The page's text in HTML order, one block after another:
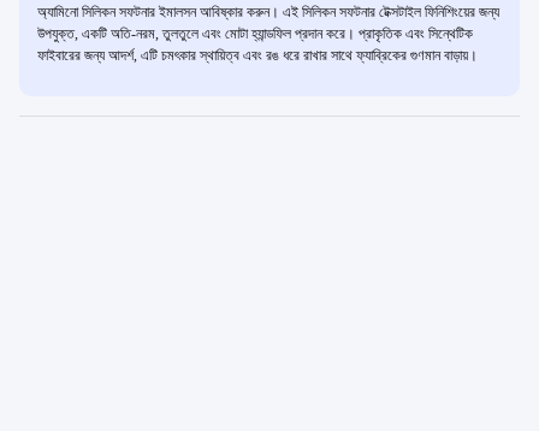
অ্যামিনো সিলিকন সফটনার ইমালসন আবিষ্কার করুন। এই সিলিকন সফটনার টেক্সটাইল ফিনিশিংয়ের জন্য
উপযুক্ত, একটি অতি-নরম, তুলতুলে এবং মোটা হ্যান্ডফিল প্রদান করে। প্রাকৃতিক এবং সিন্থেটিক
ফাইবারের জন্য আদর্শ, এটি চমৎকার স্থায়িত্ব এবং রঙ ধরে রাখার সাথে ফ্যাব্রিকের গুণমান বাড়ায়।